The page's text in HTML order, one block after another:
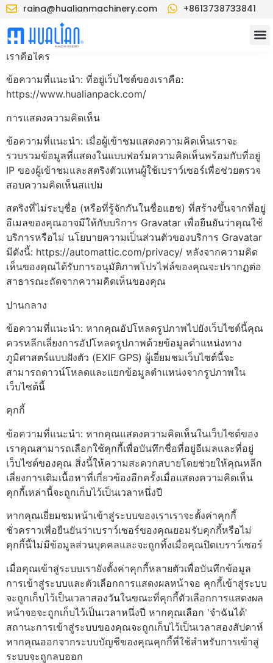
raina@hualianmachinery.com +8613738733841
เราคือใคร
ข้อความที่แนะนำ: ที่อยู่เว็บไซต์ของเราคือ:
https://www.hualianpack.com/
การแสดงความคิดเห็น
ข้อความที่แนะนำ: เมื่อผู้เข้าชมแสดงความคิดเห็นเราจะ
รวบรวมข้อมูลที่แสดงในแบบฟอร์มความคิดเห็นพร้อมกับที่อยู่
IP ของผู้เข้าชมและสตริงตัวแทนผู้ใช้เบราว์เซอร์เพื่อช่วยตรวจ
สอบความคิดเห็นสแปม
สตริงที่ไม่ระบุชื่อ (หรือที่รู้จักกันในชื่อแฮช) ที่สร้างขึ้นจากที่อยู่
อีเมลของคุณอาจมีให้กับบริการ Gravatar เพื่อยืนยันว่าคุณใช้
บริการหรือไม่ นโยบายความเป็นส่วนตัวของบริการ Gravatar
มีดังนี้: https://automattic.com/privacy/ หลังจากความคิด
เห็นของคุณได้รับการอนุมัติภาพโปรไฟล์ของคุณจะปรากฏต่อ
สาธารณะถัดจากความคิดเห็นของคุณ
ปานกลาง
ข้อความที่แนะนำ: หากคุณอัปโหลดรูปภาพไปยังเว็บไซต์นี้คุณ
ควรหลีกเลี่ยงการอัปโหลดรูปภาพด้วยข้อมูลตำแหน่งทาง
ภูมิศาสตร์แบบฝังตัว (EXIF GPS) ผู้เยี่ยมชมเว็บไซต์นี้จะ
สามารถดาวน์โหลดและแยกข้อมูลตำแหน่งจากรูปภาพใน
เว็บไซต์นี้
คุกกี้
ข้อความที่แนะนำ: หากคุณแสดงความคิดเห็นในเว็บไซต์ของ
เราคุณสามารถเลือกใช้คุกกี้เพื่อบันทึกชื่อที่อยู่อีเมลและที่อยู่
เว็บไซต์ของคุณ สิ่งนี้ให้ความสะดวกสบายโดยช่วยให้คุณหลีก
เลี่ยงการเติมเนื้อหาที่เกี่ยวข้องอีกครั้งเมื่อแสดงความคิดเห็น
คุกกี้เหล่านี้จะถูกเก็บไว้เป็นเวลาหนึ่งปี
หากคุณเยี่ยมชมหน้าเข้าสู่ระบบของเราเราจะตั้งค่าคุกกี้
ชั่วคราวเพื่อยืนยันว่าเบราว์เซอร์ของคุณยอมรับคุกกี้หรือไม่
คุกกี้นี้ไม่มีข้อมูลส่วนบุคคลและจะถูกทิ้งเมื่อคุณปิดเบราว์เซอร์
เมื่อคุณเข้าสู่ระบบเรายังตั้งค่าคุกกี้หลายตัวเพื่อบันทึกข้อมูล
การเข้าสู่ระบบและตัวเลือกการแสดงผลหน้าจอ คุกกี้เข้าสู่ระบบ
จะถูกเก็บไว้เป็นเวลาสองวันในขณะที่คุกกี้ตัวเลือกการแสดงผล
หน้าจอจะถูกเก็บไว้เป็นเวลาหนึ่งปี หากคุณเลือก 'จำฉันได้'
สถานะการเข้าสู่ระบบของคุณจะถูกเก็บไว้เป็นเวลาสองสัปดาห์
หากคุณออกจากระบบบัญชีของคุณคุกกี้ที่ใช้สำหรับการเข้าสู่
ระบบจะถูกลบออก